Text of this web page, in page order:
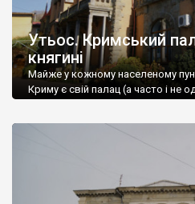
Утьос. Кримський
княгині
Майже у кожному населеному
Криму є свій палац (а часто і не